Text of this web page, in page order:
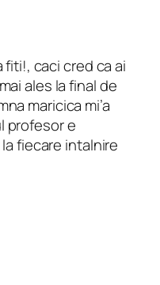
caci cred ca ai
ales la final de
maricica mi’a
profesor e
fiecare intalnire